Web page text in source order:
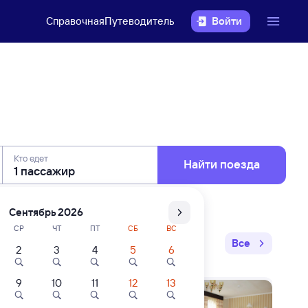
СправочнаяПутеводитель Войти
Кто едет Найти поезда
Все
Сентябрь 2026
СР ЧТ ПТ СБ ВС
2 3 4 5 6
9 10 11 12 13